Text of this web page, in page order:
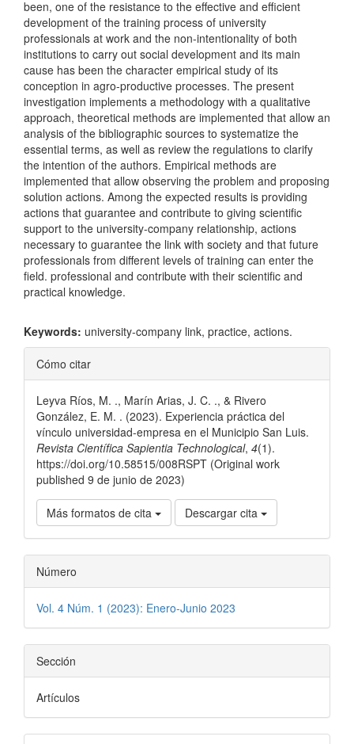
been, one of the resistance to the effective and efficient
development of the training process of university
professionals at work and the non-intentionality of both
institutions to carry out social development and its main
cause has been the character empirical study of its
conception in agro-productive processes. The present
investigation implements a methodology with a qualitative
approach, theoretical methods are implemented that allow an
analysis of the bibliographic sources to systematize the
essential terms, as well as review the regulations to clarify
the intention of the authors. Empirical methods are
implemented that allow observing the problem and proposing
solution actions. Among the expected results is providing
actions that guarantee and contribute to giving scientific
support to the university-company relationship, actions
necessary to guarantee the link with society and that future
professionals from different levels of training can enter the
field. professional and contribute with their scientific and
practical knowledge.
Keywords: university-company link, practice, actions.
Detalles
del
artículo
Cómo citar
Leyva Ríos, M. ., Marín Arias, J. C. ., & Rivero
González, E. M. . (2023). Experiencia práctica del
vínculo universidad-empresa en el Municipio San Luis.
Revista Científica Sapientia Technological, 4(1).
https://doi.org/10.58515/008RSPT (Original work
published 9 de junio de 2023)
Más formatos de cita Descargar cita
Número
Vol. 4 Núm. 1 (2023): Enero-Junio 2023
Sección
Artículos